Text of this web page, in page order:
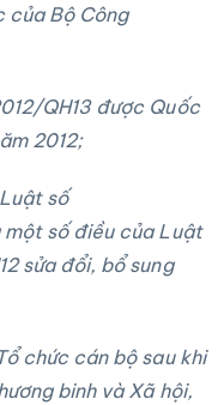
của Bộ Công
QH13 được Quốc
2012;
số
một số điều của Luật
sửa đổi, bổ sung
chức cán bộ sau khi
binh và Xã hội,